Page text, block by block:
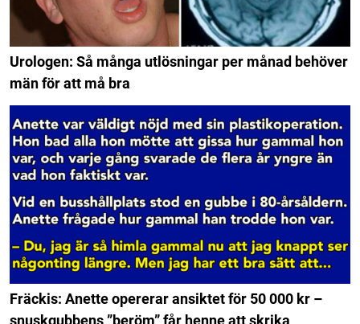
Urologen: Så många utlösningar per månad behöver
män för att må bra
Fräckis: Anette opererar ansiktet för 50 000 kr –
snuskgubbens ”beröm” får henne att skrika